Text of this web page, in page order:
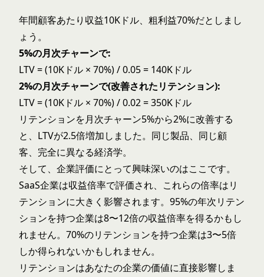
年間顧客あたり収益10Kドル、粗利益70%だとしまし
ょう。
5%の月次チャーンで:
LTV = (10Kドル × 70%) / 0.05 = 140Kドル
2%の月次チャーンで(改善されたリテンション):
LTV = (10Kドル × 70%) / 0.02 = 350Kドル
リテンションを月次チャーン5%から2%に改善する
と、LTVが2.5倍増加しました。同じ製品、同じ顧
客、完全に異なる経済学。
そして、企業評価にとって興味深いのはここです。
SaaS企業は収益倍率で評価され、これらの倍率はリ
テンションに大きく影響されます。95%の年次リテン
ションを持つ企業は8〜12倍の収益倍率を得るかもし
れません。70%のリテンションを持つ企業は3〜5倍
しか得られないかもしれません。
リテンションはあなたの企業の価値に直接影響しま